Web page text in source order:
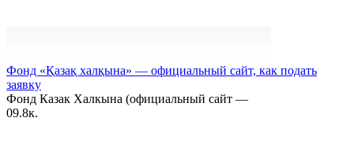
Фонд «Қазақ халқына» — официальный сайт, как подать
заявку
Фонд Казак Халкына (официальный сайт —
09.8к.